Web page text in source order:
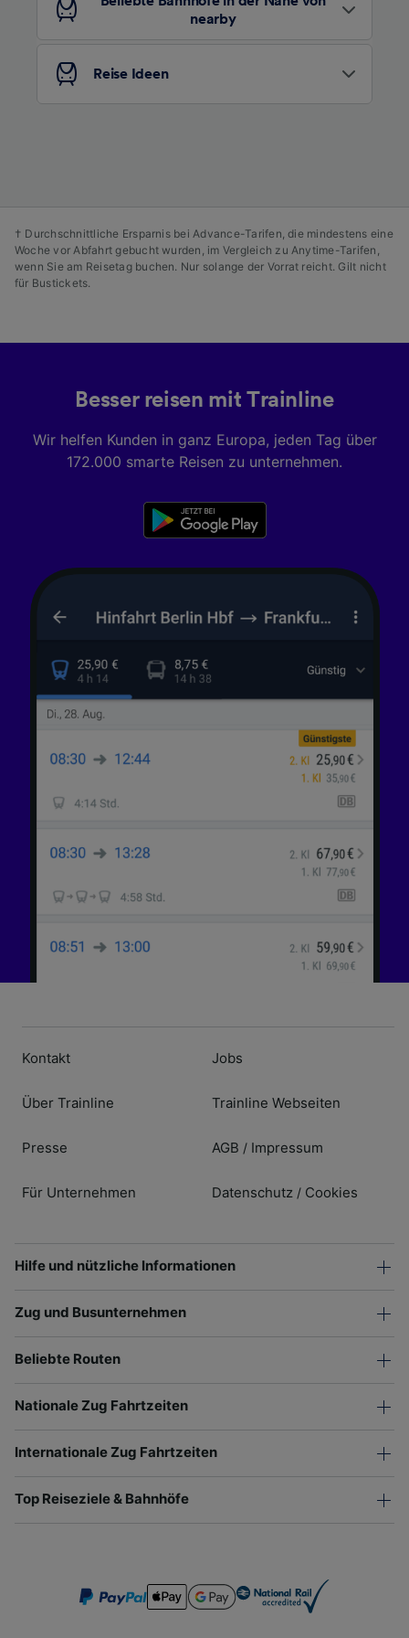
nearby
Reise Ideen
† Durchschnittliche Ersparnis bei Advance-Tarifen, die mindestens eine
Woche vor Abfahrt gebucht wurden, im Vergleich zu Anytime-Tarifen,
wenn Sie am Reisetag buchen. Nur solange der Vorrat reicht. Gilt nicht
für Bustickets.
Besser reisen mit Trainline
Wir helfen Kunden in ganz Europa, jeden Tag über
172.000 smarte Reisen zu unternehmen.
Kontakt
Über Trainline
Presse
Für Unternehmen
Jobs
Trainline Webseiten
AGB / Impressum
Datenschutz / Cookies
Hilfe und nützliche Informationen
Zug und Busunternehmen
Beliebte Routen
Nationale Zug Fahrtzeiten
Internationale Zug Fahrtzeiten
Top Reiseziele & Bahnhöfe
Inhalten, Zielgruppenforschung sowie
Entwicklung und Verbesserung von
Liste der Partner (Lieferanten)